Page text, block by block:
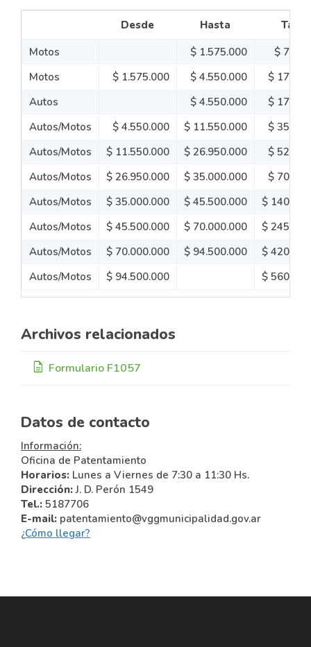
Desde Hasta
Tasa
Motos
$ 1.575.000
$
Motos
$ 1.575.000 $ 4.550.000
$
Autos
$ 4.550.000
$
Autos/Motos
$ 4.550.000 $ 11.550.000
$
Autos/Motos
$ 11.550.000 $ 26.950.000
$
Autos/Motos
$ 26.950.000 $ 35.000.000
$
Autos/Motos
$ 35.000.000 $ 45.500.000
$
Autos/Motos
$ 45.500.000 $ 70.000.000
$
Autos/Motos
$ 70.000.000 $ 94.500.000
$
Autos/Motos
$ 94.500.000 $
Archivos relacionados
description Formulario F1057
Datos de contacto
Información:
Oficina de Patentamiento
Horarios: Lunes a Viernes de 7:30 a 11:30 Hs.
Dirección:J. D. Perón 1549
Tel.: 5187706
E-mail: patentamiento@vggmunicipalidad.gov.ar
¿Cómo llegar?